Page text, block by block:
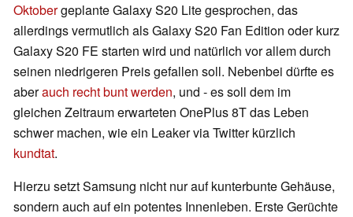
Oktobergeplante Galaxy S20 Lite gesprochen, das
allerdings vermutlich als Galaxy S20 Fan Edition oder kurz
Galaxy S20 FE starten wird und natürlich vor allem durch
seinen niedrigeren Preis gefallen soll. Nebenbei dürfte es
aberauch recht bunt werden, und - es soll dem im
gleichen Zeitraum erwarteten OnePlus 8T das Leben
schwer machen, wie ein Leaker via Twitter kürzlich
kundtat.
Hierzu setzt Samsung nicht nur auf kunterbunte Gehäuse,
sondern auch auf ein potentes Innenleben. Erste Gerüchte